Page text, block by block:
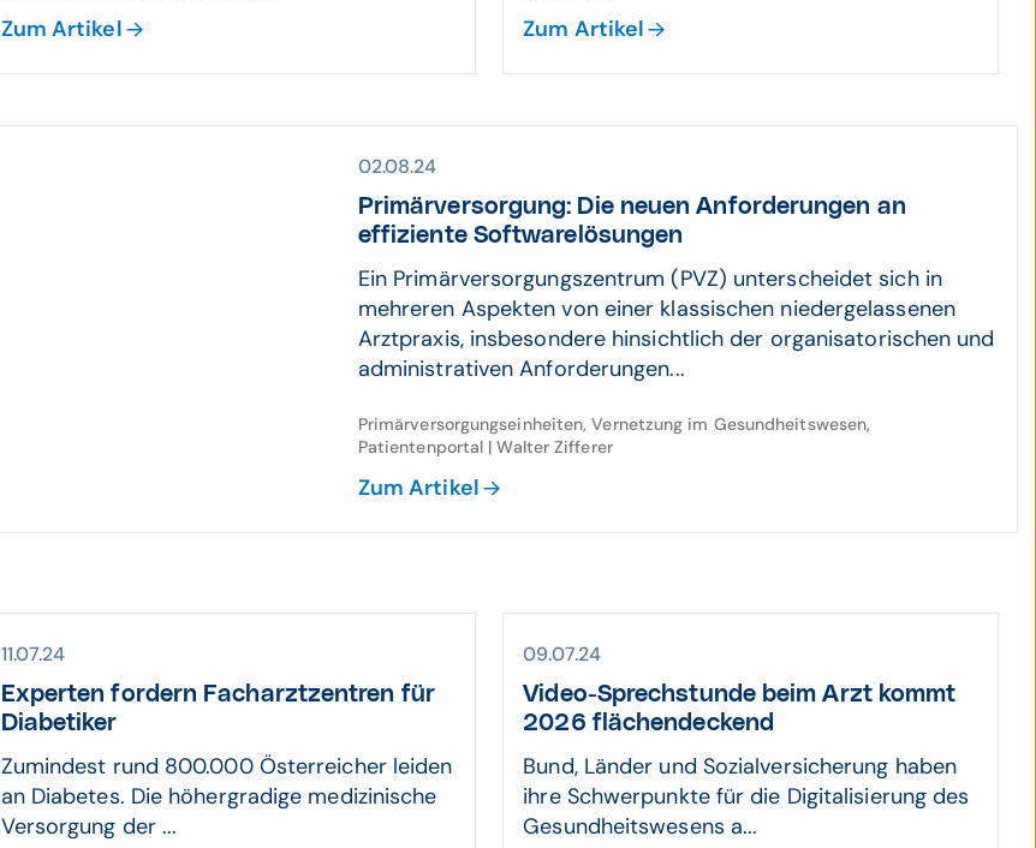
Zum Artikel Zum Artikel
02.08.24
Primär­versor­gung: Die neuen Anforde­rungen an
effiziente Soft­ware­lösungen
Ein Primärversorgungszentrum (PVZ) unterscheidet sich in
mehreren Aspekten von einer klassischen niedergelassenen
Arztpraxis, insbesondere hinsichtlich der organisatorischen und
administrativen Anforderungen...
Primärversorgungseinheiten, Vernetzung im Gesundheitswesen,
Patientenportal | Walter Zifferer
Zum Artikel
11.07.24
Experten fordern Fach­arzt­zentren für
Dia­betiker
Zumindest rund 800.000 Österreicher leiden
an Diabetes. Die höhergradige medizinische
Versorgung der ...
09.07.24
Video-Sprech­stunde beim Arzt kommt
2026 flächen­deckend
Bund, Länder und Sozialversicherung haben
ihre Schwerpunkte für die Digitalisierung des
Gesundheitswesens a...